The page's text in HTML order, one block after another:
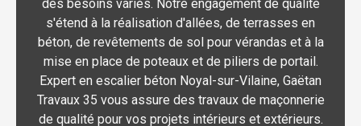
des besoins variés. Notre engagement de qualité
s'étend à la réalisation d'allées, de terrasses en
béton, de revêtements de sol pour vérandas et à la
mise en place de poteaux et de piliers de portail.
Expert en escalier béton Noyal-sur-Vilaine, Gaëtan
Travaux 35 vous assure des travaux de maçonnerie
de qualité pour vos projets intérieurs et extérieurs.